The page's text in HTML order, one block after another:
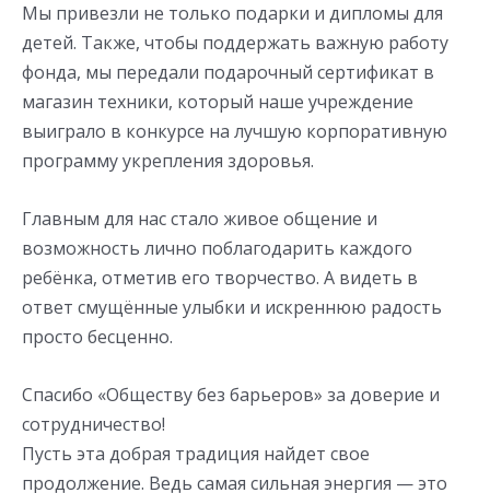
Мы привезли не только подарки и дипломы для
детей. Также, чтобы поддержать важную работу
фонда, мы передали подарочный сертификат в
магазин техники, который наше учреждение
выиграло в конкурсе на лучшую корпоративную
программу укрепления здоровья.
Главным для нас стало живое общение и
возможность лично поблагодарить каждого
ребёнка, отметив его творчество. А видеть в
ответ смущённые улыбки и искреннюю радость
просто бесценно.
Спасибо «Обществу без барьеров» за доверие и
сотрудничество!
Пусть эта добрая традиция найдет свое
продолжение. Ведь самая сильная энергия — это